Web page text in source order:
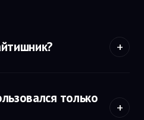
только